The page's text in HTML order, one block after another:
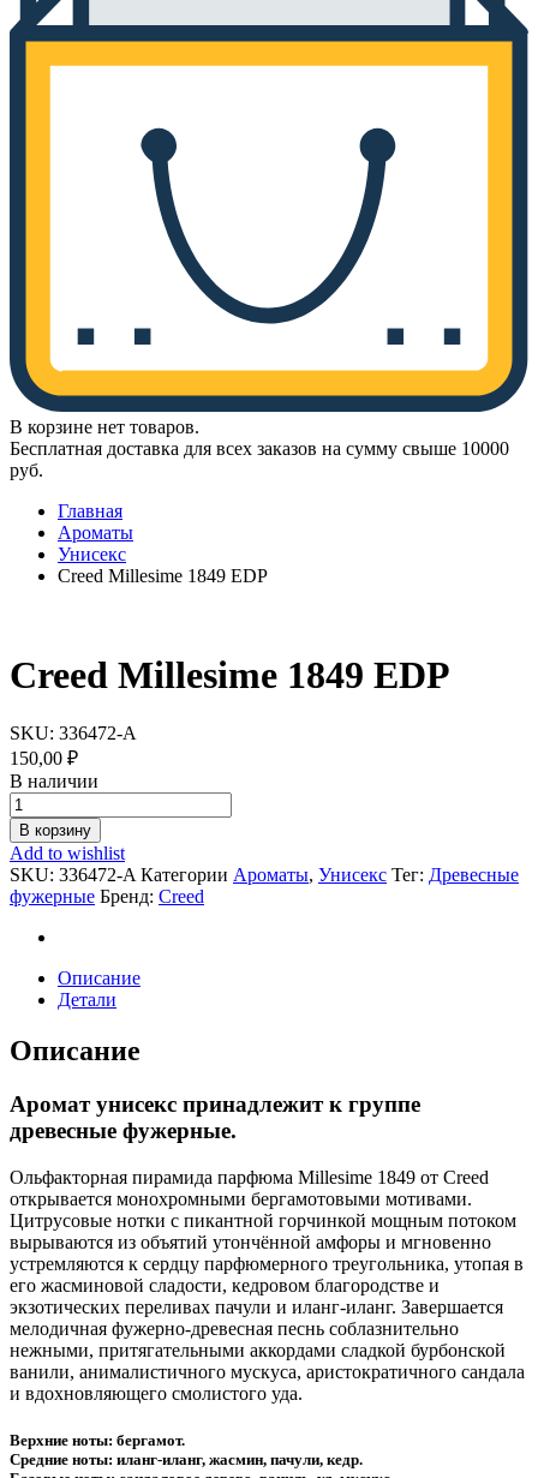
В корзине нет товаров.
Бесплатная доставка для всех заказов на сумму свыше 10000
руб.
Главная
Ароматы
Унисекс
Creed Millesime 1849 EDP
Creed Millesime 1849 EDP
SKU: 336472-A
150,00 ₽
В наличии
Creed
Millesime
1849
EDP
quantity
В корзину
Add to wishlist
SKU: 336472-A Категории Ароматы, Унисекс Тег: Древесные
фужерные Бренд: Creed
Описание
Детали
Описание
Аромат унисекс принадлежит к группе
древесные фужерные.
Ольфакторная пирамида парфюма Millesime 1849 от Creed
открывается монохромными бергамотовыми мотивами.
Цитрусовые нотки с пикантной горчинкой мощным потоком
вырываются из объятий утончённой амфоры и мгновенно
устремляются к сердцу парфюмерного треугольника, утопая в
его жасминовой сладости, кедровом благородстве и
экзотических переливах пачули и иланг-иланг. Завершается
мелодичная фужерно-древесная песнь соблазнительно
нежными, притягательными аккордами сладкой бурбонской
ванили, анималистичного мускуса, аристократичного сандала
и вдохновляющего смолистого уда.
Верхние ноты: бергамот.
Средние ноты: иланг-иланг, жасмин, пачули, кедр.